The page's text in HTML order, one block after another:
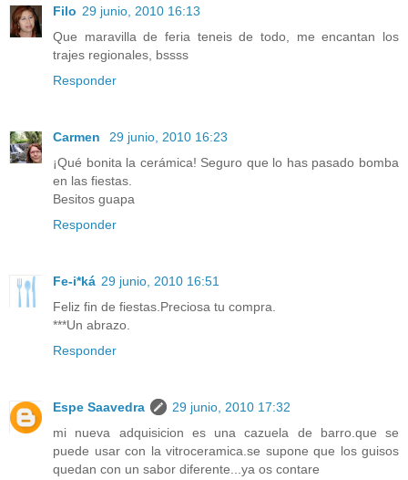
Filo 29 junio, 2010 16:13
Que maravilla de feria teneis de todo, me encantan los
trajes regionales, bssss
Responder
Carmen
29 junio, 2010 16:23
¡Qué bonita la cerámica! Seguro que lo has pasado bomba
en las fiestas.
Besitos guapa
Responder
Fe-i*ká 29 junio, 2010 16:51
Feliz fin de fiestas.Preciosa tu compra.
***Un abrazo.
Responder
Espe Saavedra
29 junio, 2010 17:32
mi nueva adquisicion es una cazuela de barro.que se
puede usar con la vitroceramica.se supone que los guisos
quedan con un sabor diferente...ya os contare